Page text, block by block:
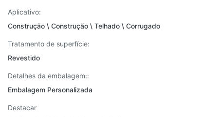
Aplicativo:
Construção \ Construção \ Telhado \ Corrugado
Tratamento de superfície:
Revestido
Detalhes da embalagem::
Embalagem Personalizada
Destacar